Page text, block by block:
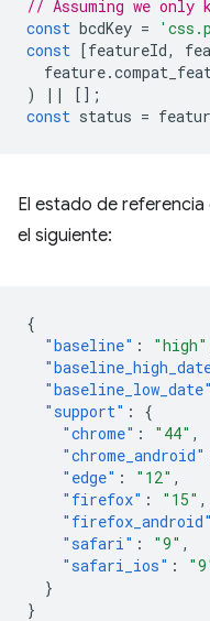
// Assuming we only
const bcdKey =
const [featureId,
feature.
)
||
[];
const status =
El estado de
el siguiente:
{
"baseline" : "high"
"baseline_low_date"
"support" :
{
"chrome" : "44" ,
"chrome_android"
"edge" : "12" ,
"firefox" : "15" ,
"firefox_android"
"safari" : "9" ,
"safari_ios" :
}
}